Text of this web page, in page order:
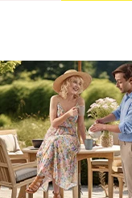
na klíče
na deštníky
na noviny
na oblečení
vše
Zahradní židle a
Zahradní lavice
Zahradní stoly
Zahradní
Zahradní lehátka